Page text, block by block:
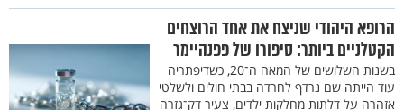
הרופא היהודי שניצח את אחד הרוצחים
הקטלניים ביותר: סיפורו של פפנהיימר
בשנות השלושים של המאה ה־20, כשדיפתריה
עוד הייתה שם נרדף לחרדה בבתי חולים ולשלטי
אזהרה על דלתות מחלקות ילדים, צעיר דק־גזרה